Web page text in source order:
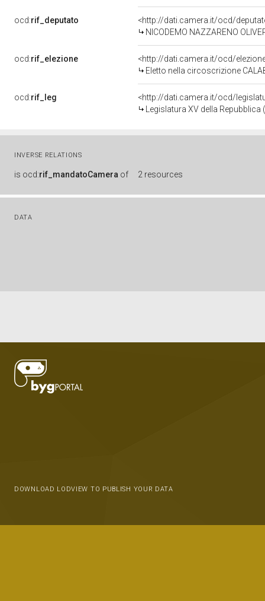
ocd:rif_deputato
<http://dati.camera.it/ocd/
NICODEMO NAZZARENO
ocd:rif_elezione
<http://dati.camera.it/ocd/
Eletto nella circoscrizione
ocd:rif_leg
<http://dati.camera.it/ocd/
Legislatura XV della
INVERSE RELATIONS
is ocd:rif_mandatoCamera of 2 resources
DATA
DOWNLOAD LODVIEW TO PUBLISH YOUR DATA